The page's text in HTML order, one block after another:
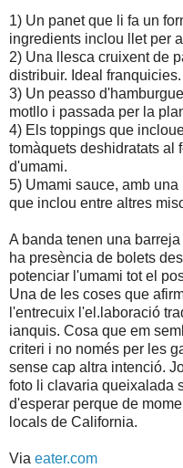
1) Un panet que li fa un
ingredients inclou llet per
2) Una llesca cruixent de
distribuir. Ideal franquicies.
3) Un peasso
motllo i passada per la
4) Els toppings que
tomàquets deshidratats al
d'umami.
5) Umami sauce, amb
que inclou entre altres
A banda tenen una
ha presència de bolets
potenciar l'umami tot el
Una de les coses que
l'entrecuix l'el.laboració
ianquis. Cosa que em
criteri i no només per les
sense cap altra intenció.
foto li clavaria queixalada
d'esperar perque de
locals de California.
Via eater.com